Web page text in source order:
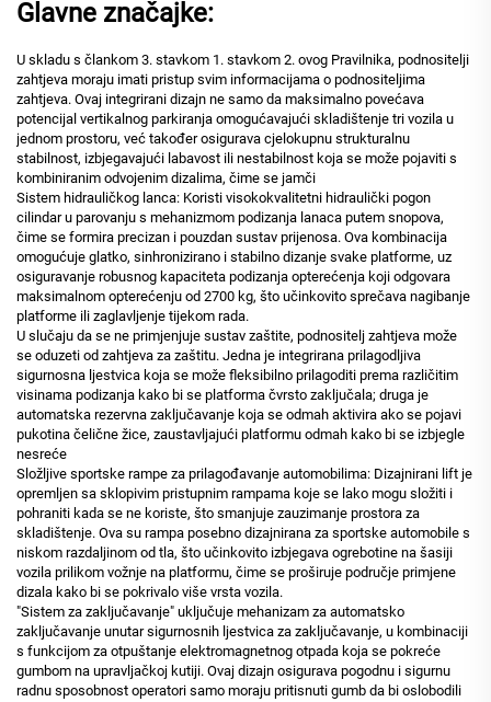
Glavne značajke:
U skladu s člankom 3. stavkom 1. stavkom 2. ovog Pravilnika, podnositelji
zahtjeva moraju imati pristup svim informacijama o podnositeljima
zahtjeva. Ovaj integrirani dizajn ne samo da maksimalno povećava
potencijal vertikalnog parkiranja omogućavajući skladištenje tri vozila u
jednom prostoru, već također osigurava cjelokupnu strukturalnu
stabilnost, izbjegavajući labavost ili nestabilnost koja se može pojaviti s
kombiniranim odvojenim dizalima, čime se jamči
Sistem hidrauličkog lanca: Koristi visokokvalitetni hidraulički pogon
cilindar u parovanju s mehanizmom podizanja lanaca putem snopova,
čime se formira precizan i pouzdan sustav prijenosa. Ova kombinacija
omogućuje glatko, sinhronizirano i stabilno dizanje svake platforme, uz
osiguravanje robusnog kapaciteta podizanja opterećenja koji odgovara
maksimalnom opterećenju od 2700 kg, što učinkovito sprečava nagibanje
platforme ili zaglavljenje tijekom rada.
U slučaju da se ne primjenjuje sustav zaštite, podnositelj zahtjeva može
se oduzeti od zahtjeva za zaštitu. Jedna je integrirana prilagodljiva
sigurnosna ljestvica koja se može fleksibilno prilagoditi prema različitim
visinama podizanja kako bi se platforma čvrsto zaključala; druga je
automatska rezervna zaključavanje koja se odmah aktivira ako se pojavi
pukotina čelične žice, zaustavljajući platformu odmah kako bi se izbjegle
nesreće
Složljive sportske rampe za prilagođavanje automobilima: Dizajnirani lift je
opremljen sa sklopivim pristupnim rampama koje se lako mogu složiti i
pohraniti kada se ne koriste, što smanjuje zauzimanje prostora za
skladištenje. Ova su rampa posebno dizajnirana za sportske automobile s
niskom razdaljinom od tla, što učinkovito izbjegava ogrebotine na šasiji
vozila prilikom vožnje na platformu, čime se proširuje područje primjene
dizala kako bi se pokrivalo više vrsta vozila.
"Sistem za zaključavanje" uključuje mehanizam za automatsko
zaključavanje unutar sigurnosnih ljestvica za zaključavanje, u kombinaciji
s funkcijom za otpuštanje elektromagnetnog otpada koja se pokreće
gumbom na upravljačkoj kutiji. Ovaj dizajn osigurava pogodnu i sigurnu
radnu sposobnost operatori samo moraju pritisnuti gumb da bi oslobodili